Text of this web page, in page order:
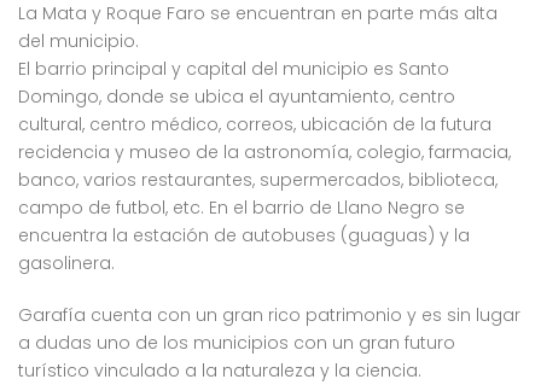
La Mata y Roque Faro se encuentran en parte más alta
del municipio.
El barrio principal y capital del municipio es Santo
Domingo, donde se ubica el ayuntamiento, centro
cultural, centro médico, correos, ubicación de la futura
recidencia y museo de la astronomía, colegio, farmacia,
banco, varios restaurantes, supermercados, biblioteca,
campo de futbol, etc. En el barrio de Llano Negro se
encuentra la estación de autobuses (guaguas) y la
gasolinera.
Garafía cuenta con un gran rico patrimonio y es sin lugar
a dudas uno de los municipios con un gran futuro
turístico vinculado a la naturaleza y la ciencia.